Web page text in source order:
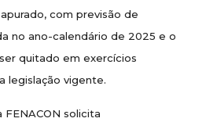
com previsão de
no ano-calendário de 2025 e o
quitado em exercícios
legislação vigente.
solicita